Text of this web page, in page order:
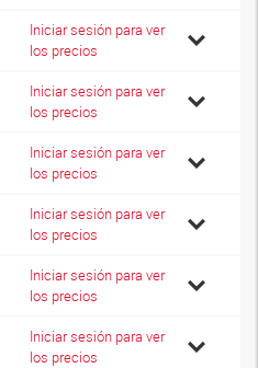
Iniciar sesión para ver
los precios
Iniciar sesión para ver
los precios
Iniciar sesión para ver
los precios
Iniciar sesión para ver
los precios
Iniciar sesión para ver
los precios
Iniciar sesión para ver
los precios